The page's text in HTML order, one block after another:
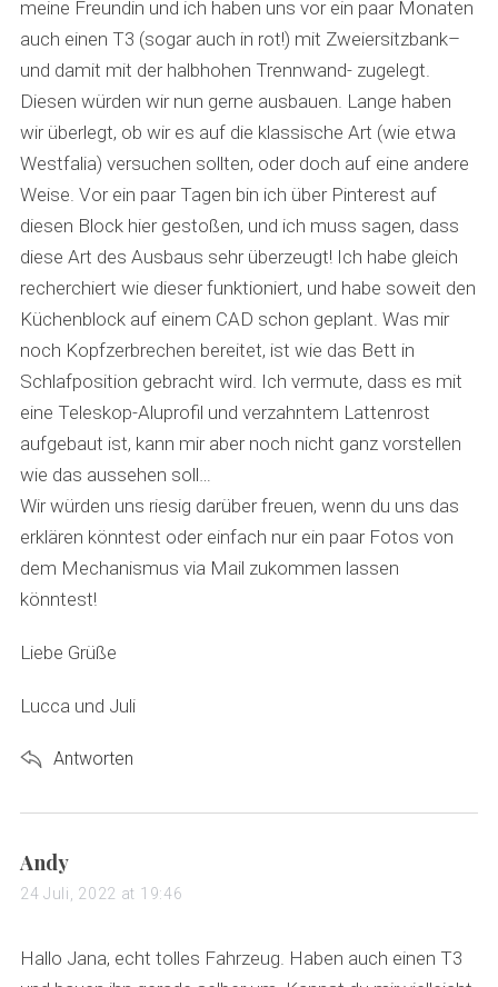
meine Freundin und ich haben uns vor ein paar Monaten
auch einen T3 (sogar auch in rot!) mit Zweiersitzbank–
und damit mit der halbhohen Trennwand- zugelegt.
Diesen würden wir nun gerne ausbauen. Lange haben
wir überlegt, ob wir es auf die klassische Art (wie etwa
Westfalia) versuchen sollten, oder doch auf eine andere
Weise. Vor ein paar Tagen bin ich über Pinterest auf
diesen Block hier gestoßen, und ich muss sagen, dass
diese Art des Ausbaus sehr überzeugt! Ich habe gleich
recherchiert wie dieser funktioniert, und habe soweit den
Küchenblock auf einem CAD schon geplant. Was mir
noch Kopfzerbrechen bereitet, ist wie das Bett in
Schlafposition gebracht wird. Ich vermute, dass es mit
eine Teleskop-Aluprofil und verzahntem Lattenrost
aufgebaut ist, kann mir aber noch nicht ganz vorstellen
wie das aussehen soll…
Wir würden uns riesig darüber freuen, wenn du uns das
erklären könntest oder einfach nur ein paar Fotos von
dem Mechanismus via Mail zukommen lassen
könntest!
Liebe Grüße
Lucca und Juli
Antworten
s
a
s
Andy
24 Juli, 2022 at 19:46
Hallo Jana, echt tolles Fahrzeug. Haben auch einen T3